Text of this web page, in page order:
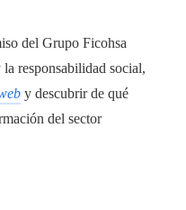
del Grupo Ficohsa
responsabilidad social,
y descubrir de qué
del sector